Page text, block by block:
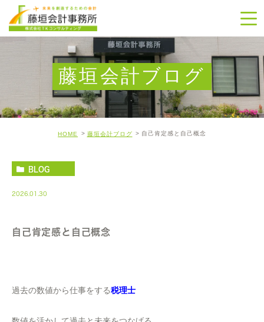
藤垣会計ブログ
HOME 藤垣会計ブログ 自己肯定感と自己概念
BLOG
2026.01.30
自己肯定感と自己概念
過去の数値から仕事をする税理士